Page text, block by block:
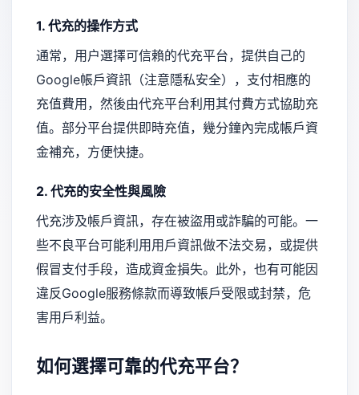
1. 代充的操作方式
通常，用户選擇可信賴的代充平台，提供自己的
Google帳戶資訊（注意隱私安全），支付相應的
充值費用，然後由代充平台利用其付費方式協助充
值。部分平台提供即時充值，幾分鐘內完成帳戶資
金補充，方便快捷。
2. 代充的安全性與風險
代充涉及帳戶資訊，存在被盜用或詐騙的可能。一
些不良平台可能利用用戶資訊做不法交易，或提供
假冒支付手段，造成資金損失。此外，也有可能因
違反Google服務條款而導致帳戶受限或封禁，危
害用戶利益。
如何選擇可靠的代充平台？